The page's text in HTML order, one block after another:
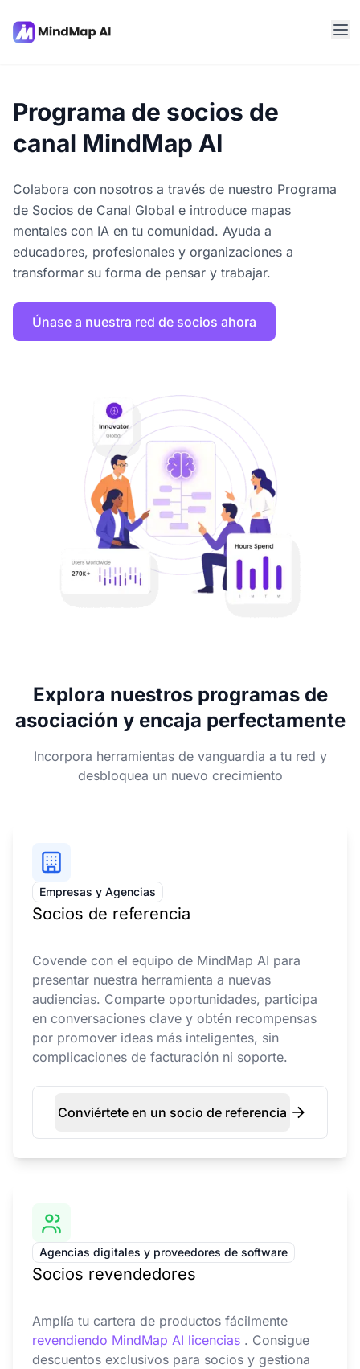
Programa de socios de
canal MindMap AI
Colabora con nosotros a través de nuestro Programa
de Socios de Canal Global e introduce mapas
mentales con IA en tu comunidad. Ayuda a
educadores, profesionales y organizaciones a
transformar su forma de pensar y trabajar.
Únase a nuestra red de socios ahora
Explora nuestros programas de
asociación y encaja perfectamente
Incorpora herramientas de vanguardia a tu red y
desbloquea un nuevo crecimiento
Empresas y Agencias
Socios de referencia
Covende con el equipo de MindMap AI para
presentar nuestra herramienta a nuevas
audiencias. Comparte oportunidades, participa
en conversaciones clave y obtén recompensas
por promover ideas más inteligentes, sin
complicaciones de facturación ni soporte.
Conviértete en un socio de referencia
Agencias digitales y proveedores de software
Socios revendedores
Amplía tu cartera de productos fácilmente
revendiendo MindMap AI licencias . Consigue
descuentos exclusivos para socios y gestiona